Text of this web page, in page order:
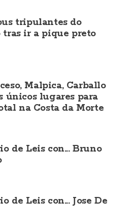
tripulantes do
tras ir a pique preto
Malpica, Carballo
únicos lugares para
na Costa da Morte
de Leis con... Bruno
de Leis con... Jose De